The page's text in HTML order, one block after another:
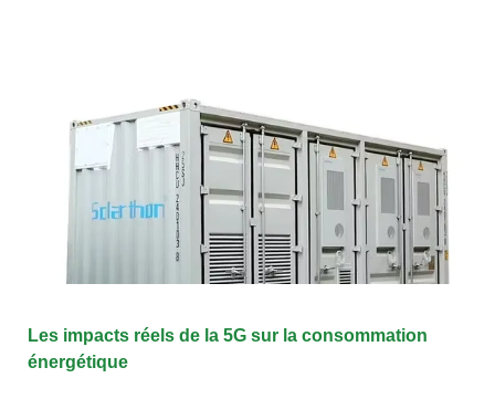
Les impacts réels de la 5G sur la consommation
énergétique